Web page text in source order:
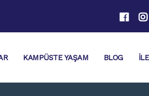
KAMPÜSTE YAŞAM BLOG